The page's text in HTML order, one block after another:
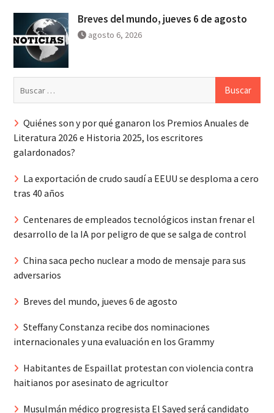
Breves del mundo, jueves 6 de agosto
agosto 6, 2026
Quiénes son y por qué ganaron los Premios Anuales de
Literatura 2026 e Historia 2025, los escritores
galardonados?
La exportación de crudo saudí a EEUU se desploma a cero
tras 40 años
Centenares de empleados tecnológicos instan frenar el
desarrollo de la IA por peligro de que se salga de control
China saca pecho nuclear a modo de mensaje para sus
adversarios
Breves del mundo, jueves 6 de agosto
Steffany Constanza recibe dos nominaciones
internacionales y una evaluación en los Grammy
Habitantes de Espaillat protestan con violencia contra
haitianos por asesinato de agricultor
Musulmán médico progresista El Sayed será candidato